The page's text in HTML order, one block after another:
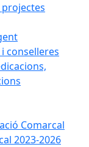
conselleres
Comarcal
2023-2026